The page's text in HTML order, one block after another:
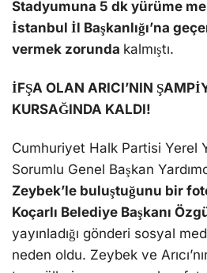
Stadyumuna 5 dk yürüme
İstanbul İl Başkanlığı’na
vermek zorunda kalmıştı.
İFŞA OLAN ARICI’NIN
KURSAĞINDA KALDI!
Cumhuriyet Halk Partisi Yerel
Sorumlu Genel Başkan
Zeybek’le buluştuğunu bir
Koçarlı Belediye Başkanı
yayınladığı gönderi sosyal
neden oldu. Zeybek ve